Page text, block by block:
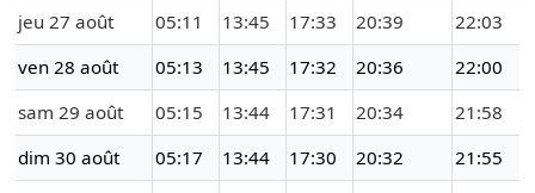
jeu 27 août
05:11 13:45 17:33 20:39
22:03
ven 28 août
05:13 13:45 17:32 20:36
22:00
sam 29 août
05:15 13:44 17:31 20:34
21:58
dim 30 août
05:17 13:44 17:30 20:32
21:55